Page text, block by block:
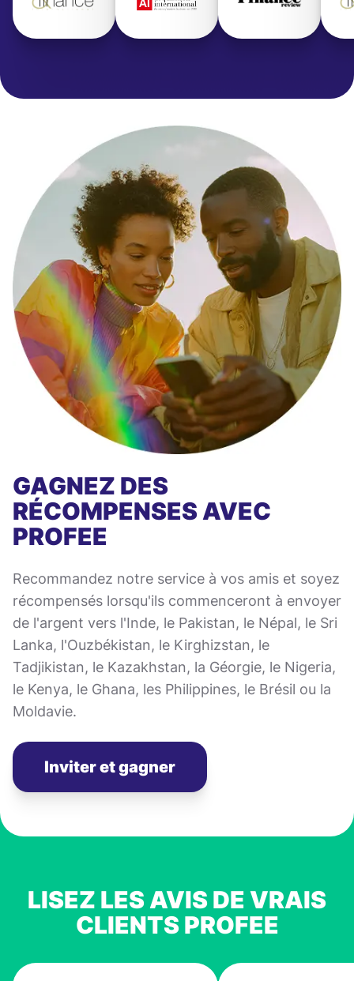
GAGNEZ DES
RÉCOMPENSES AVEC
PROFEE
Recommandez notre service à vos amis et soyez
récompensés lorsqu'ils commenceront à envoyer
de l'argent vers l'Inde, le Pakistan, le Népal, le Sri
Lanka, l'Ouzbékistan, le Kirghizstan, le
Tadjikistan, le Kazakhstan, la Géorgie, le Nigeria,
le Kenya, le Ghana, les Philippines, le Brésil ou la
Moldavie.
Inviter et gagner
LISEZ LES AVIS DE VRAIS
CLIENTS PROFEE